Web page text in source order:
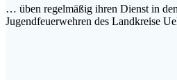
… üben regelmäßig ihren Dienst in
Jugendfeuerwehren des Landkreise